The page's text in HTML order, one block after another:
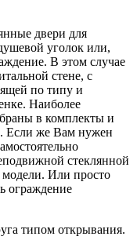
двери для
уголок или,
В этом случае
стене, с
по типу и
Наиболее
в комплекты и
Если же Вам нужен
стеклянной
модели. Или просто
ограждение
типом открывания.